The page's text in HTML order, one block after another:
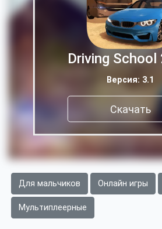
Driving School
Версия: 3.1
Скачать
Для мальчиков Онлайн игры
Мультиплеерные